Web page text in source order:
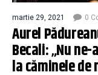
martie 29, 2021 0
Aurel
Becali: „Nu
la căminele